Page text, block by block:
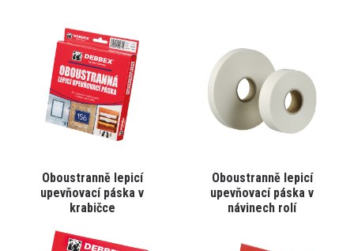
VYBRAT VARIANTU
Tento
produkt
variant.
Oboustranně lepicí
upevňovací páska v
krabičce
VYBRAT VARIANTU
Tento
produktOboustranně lepicí
upevňovací páska v
návinech rolí